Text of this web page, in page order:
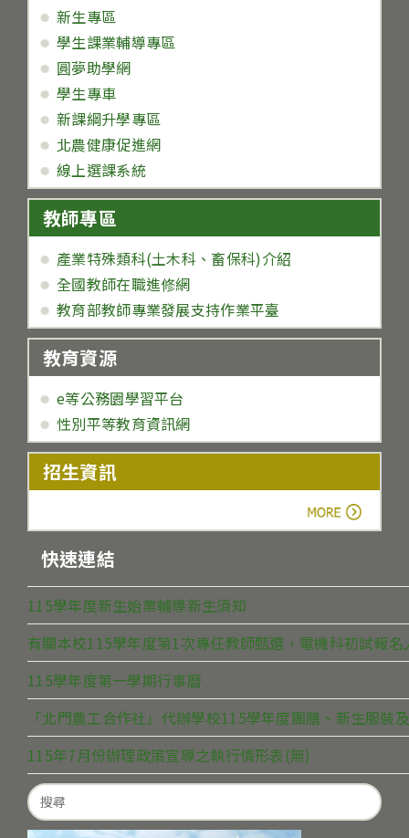
新生專區
學生課業輔導專區
圓夢助學網
學生專車
新課綱升學專區
北農健康促進網
線上選課系統
教師專區
產業特殊類科(土木科、畜保科)介紹
全國教師在職進修網
教育部教師專業發展支持作業平臺
教育資源
e等公務園學習平台
性別平等教育資訊網
招生資訊
快速連結
115學年度新生始業輔導新生須知
有關本校115學年度第1次專任教師甄選，電機科初試報
115學年度第一學期行事曆
「北門農工合作社」代辦學校115學年度團膳、新生服裝
115年7月份辦理政策宣導之執行情形表(無)
Search
for: